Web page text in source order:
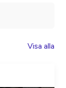
Visa alla